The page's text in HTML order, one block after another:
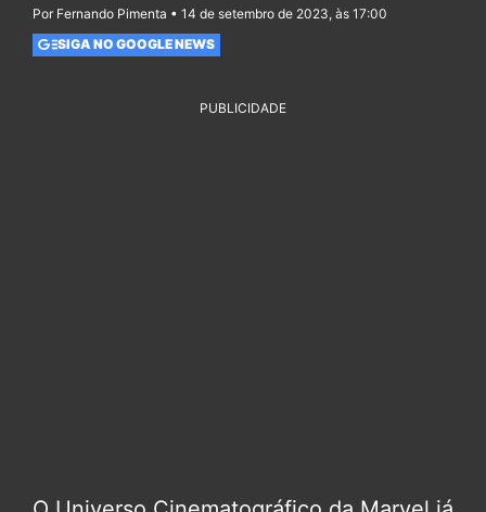
Por Fernando Pimenta • 14 de setembro de 2023, às 17:00
SIGA NO GOOGLE NEWS
PUBLICIDADE